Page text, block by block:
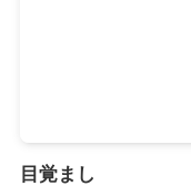
目覚まし